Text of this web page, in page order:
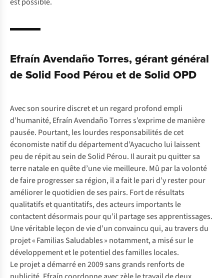
Efraín Avendaño Torres, gérant général
de Solid Food Pérou et de Solid OPD
Avec son sourire discret et un regard profond empli
d’humanité, Efraín Avendaño Torres s’exprime de manière
pausée. Pourtant, les lourdes responsabilités de cet
économiste natif du département d’Ayacucho lui laissent
peu de répit au sein de Solid Pérou. Il aurait pu quitter sa
terre natale en quête d’une vie meilleure. Mû par la volonté
de faire progresser sa région, il a fait le pari d’y rester pour
améliorer le quotidien de ses pairs. Fort de résultats
qualitatifs et quantitatifs, des acteurs importants le
contactent désormais pour qu’il partage ses apprentissages.
Une véritable leçon de vie d’un convaincu qui, au travers du
projet « Familias Saludables » notamment, a misé sur le
développement et le potentiel des familles locales.
Le projet a démarré en 2009 sans grands renforts de